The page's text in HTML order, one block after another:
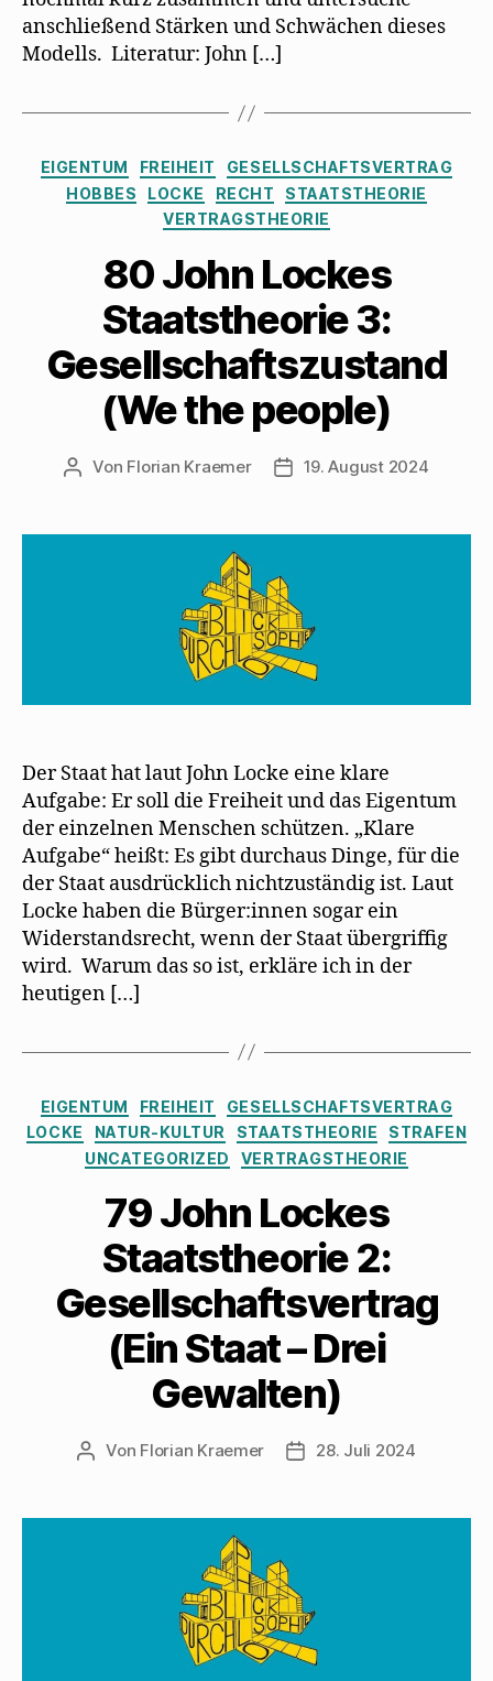
anschließend Stärken und Schwächen dieses
Modells. Literatur: John […]
Kategorien
EIGENTUM FREIHEIT
GESELLSCHAFTSVERTRAG
HOBBES
LOCKE RECHT
STAATSTHEORIE
VERTRAGSTHEORIE
80 John Lockes
Staatstheorie 3:
Gesellschaftszustand
(We the people)
Beitragsautor
Von Florian Kraemer Veröffentlichungsdatum
19. August 2024
Der Staat hat laut John Locke eine klare
Aufgabe: Er soll die Freiheit und das Eigentum
der einzelnen Menschen schützen. „Klare
Aufgabe“ heißt: Es gibt durchaus Dinge, für die
der Staat ausdrücklich nichtzuständig ist. Laut
Locke haben die Bürger:innen sogar ein
Widerstandsrecht, wenn der Staat übergriffig
wird. Warum das so ist, erkläre ich in der
heutigen […]
Kategorien
EIGENTUM FREIHEIT
GESELLSCHAFTSVERTRAG
LOCKE
NATUR-KULTUR STAATSTHEORIE
STRAFEN
UNCATEGORIZED
VERTRAGSTHEORIE
79 John Lockes
Staatstheorie 2:
Gesellschaftsvertrag
(Ein Staat – Drei
Gewalten)
Beitragsautor
Von Florian Kraemer Veröffentlichungsdatum
28. Juli 2024